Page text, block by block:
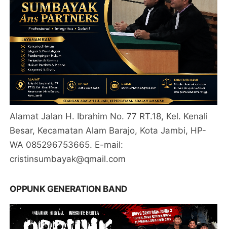
Alamat Jalan H. Ibrahim No. 77 RT.18, Kel. Kenali
Besar, Kecamatan Alam Barajo, Kota Jambi, HP-
WA 085296753665. E-mail:
cristinsumbayak@qmail.com
OPPUNK GENERATION BAND